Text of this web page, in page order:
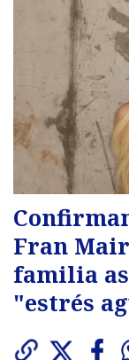
Fran
familia
"estrés